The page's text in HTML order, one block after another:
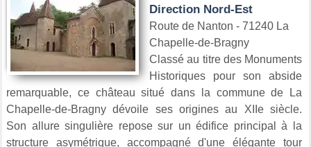
Direction Nord-Est
Route de Nanton - 71240 La
Chapelle-de-Bragny
Classé au titre des Monuments
Historiques pour son abside
remarquable, ce château situé dans la commune de La
Chapelle-de-Bragny dévoile ses origines au XIIe siècle.
Son allure singulière repose sur un édifice principal à la
structure asymétrique, accompagné d'une élégante tour